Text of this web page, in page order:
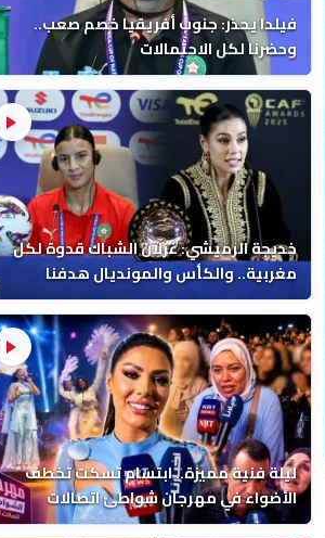
فيلدا يحذر: جنوب أفريقيا خصم صعب..
وحضرنا لكل الاحتمالات
خديجة الرميشي: غزلان الشباك قدوة لكل
مغربية.. والكأس والمونديال هدفنا
ليلة فنية مميزة.. ابتسام تسكت تخطف
الأضواء في مهرجان شواطئ اتصالات
المغرب بالمضيق